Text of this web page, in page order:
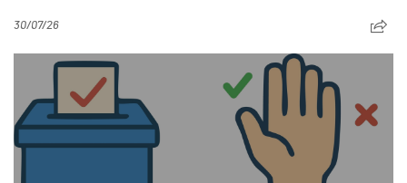
30/07/26